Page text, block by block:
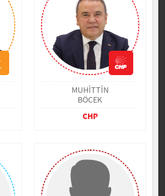
MUHİTTİN
BÖCEK
CHP